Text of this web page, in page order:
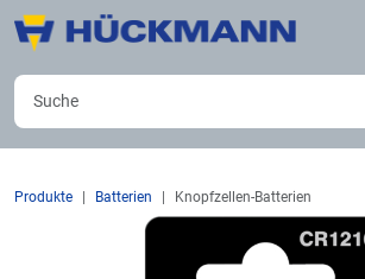
Produkte Batterien Knopfzellen-Batterien